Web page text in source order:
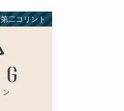
第二コリント